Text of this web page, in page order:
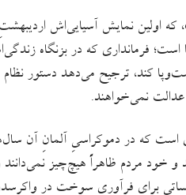
، که اولین نمایش آسیایی‌اش
است؛ فرمانداری که در بزنگاه
کند، ترجیح می‌دهد دستور
نمی‌خواهند.
که در دموکراسیِ آلمانِ آن
و خود مردم ظاهراً هیچ‌چیز
برای فرآوری سوخت در